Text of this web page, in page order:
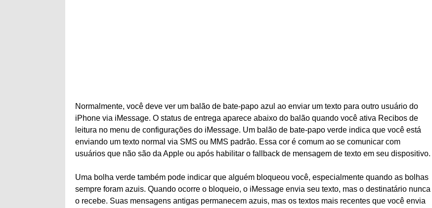
Normalmente, você deve ver um balão de bate-papo azul ao enviar um texto para outro usuário do
iPhone via iMessage. O status de entrega aparece abaixo do balão quando você ativa Recibos de
leitura no menu de configurações do iMessage. Um balão de bate-papo verde indica que você está
enviando um texto normal via SMS ou MMS padrão. Essa cor é comum ao se comunicar com
usuários que não são da Apple ou após habilitar o fallback de mensagem de texto em seu dispositivo.
Uma bolha verde também pode indicar que alguém bloqueou você, especialmente quando as bolhas
sempre foram azuis. Quando ocorre o bloqueio, o iMessage envia seu texto, mas o destinatário nunca
o recebe. Suas mensagens antigas permanecem azuis, mas os textos mais recentes que você envia